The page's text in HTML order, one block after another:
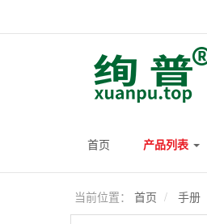
首页 产品列表
当前位置： 首页 手册